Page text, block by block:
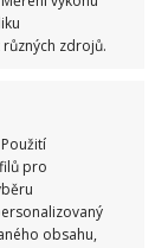
zdrojů.
pro
obsahu,